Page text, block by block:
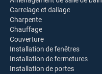
Carrelage et dallage
Charpente
Chauffage
Couverture
Installation de fenêtres
Installation de fermetures
Installation de portes